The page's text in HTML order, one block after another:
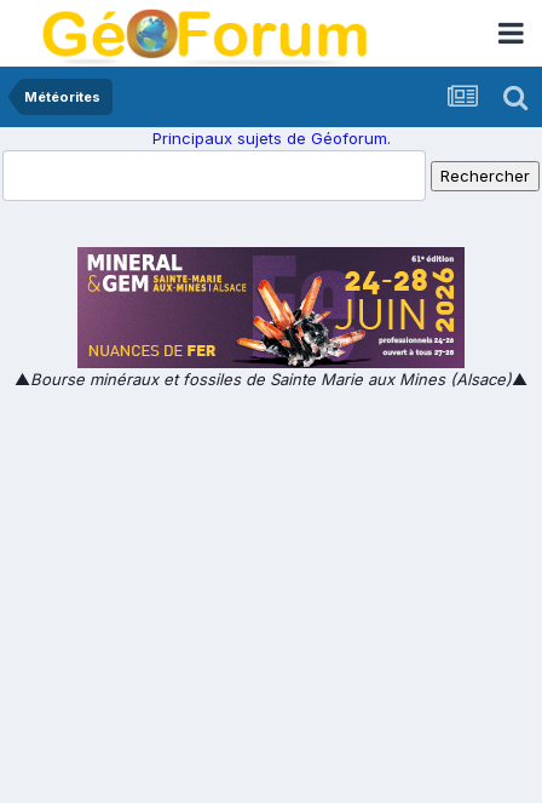
Météorites
Principaux sujets de Géoforum.
▲Bourse minéraux et fossiles de Sainte Marie aux Mines (Alsace)▲